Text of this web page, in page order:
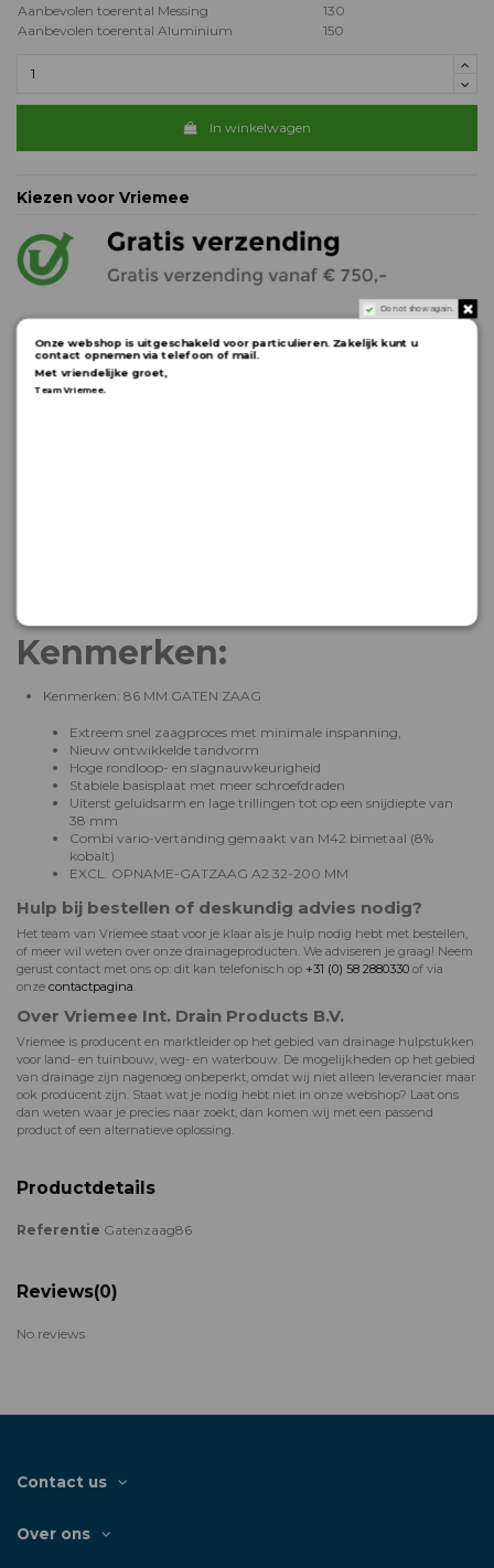
Aanbevolen toerental Messing
130
Aanbevolen toerental Aluminium
150
In winkelwagen
Kiezen voor Vriemee
Kenmerken:
Kenmerken: 86 MM GATEN ZAAG
Extreem snel zaagproces met minimale inspanning,
Nieuw ontwikkelde tandvorm
Hoge rondloop- en slagnauwkeurigheid
Stabiele basisplaat met meer schroefdraden
Uiterst geluidsarm en lage trillingen tot op een snijdiepte van
38 mm
Combi vario-vertanding gemaakt van M42 bimetaal (8%
kobalt)
EXCL. OPNAME-GATZAAG A2 32-200 MM
Hulp bij bestellen of deskundig advies nodig?
Het team van Vriemee staat voor je klaar als je hulp nodig hebt met bestellen,
of meer wil weten over onze drainageproducten. We adviseren je graag! Neem
gerust contact met ons op: dit kan telefonisch op +31 (0) 58 2880330 of via
onze contactpagina.
Over Vriemee Int. Drain Products B.V.
Vriemee is producent en marktleider op het gebied van drainage hulpstukken
voor land- en tuinbouw, weg- en waterbouw. De mogelijkheden op het gebied
van drainage zijn nagenoeg onbeperkt, omdat wij niet alleen leverancier maar
ook producent zijn. Staat wat je nodig hebt niet in onze webshop? Laat ons
dan weten waar je precies naar zoekt, dan komen wij met een passend
product of een alternatieve oplossing.
Productdetails
Referentie Gatenzaag86
Reviews(0)
No reviews
Contact us
Over ons
Do not show again.
Onze webshop is uitgeschakeld voor particulieren. Zakelijk kunt u
contact opnemen via telefoon of mail.
Met vriendelijke groet,
Team Vriemee.